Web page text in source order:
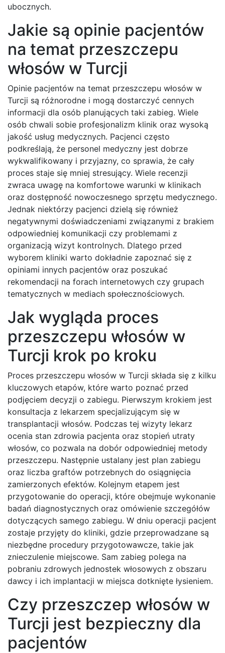
ubocznych.
Jakie są opinie pacjentów
na temat przeszczepu
włosów w Turcji
Opinie pacjentów na temat przeszczepu włosów w
Turcji są różnorodne i mogą dostarczyć cennych
informacji dla osób planujących taki zabieg. Wiele
osób chwali sobie profesjonalizm klinik oraz wysoką
jakość usług medycznych. Pacjenci często
podkreślają, że personel medyczny jest dobrze
wykwalifikowany i przyjazny, co sprawia, że cały
proces staje się mniej stresujący. Wiele recenzji
zwraca uwagę na komfortowe warunki w klinikach
oraz dostępność nowoczesnego sprzętu medycznego.
Jednak niektórzy pacjenci dzielą się również
negatywnymi doświadczeniami związanymi z brakiem
odpowiedniej komunikacji czy problemami z
organizacją wizyt kontrolnych. Dlatego przed
wyborem kliniki warto dokładnie zapoznać się z
opiniami innych pacjentów oraz poszukać
rekomendacji na forach internetowych czy grupach
tematycznych w mediach społecznościowych.
Jak wygląda proces
przeszczepu włosów w
Turcji krok po kroku
Proces przeszczepu włosów w Turcji składa się z kilku
kluczowych etapów, które warto poznać przed
podjęciem decyzji o zabiegu. Pierwszym krokiem jest
konsultacja z lekarzem specjalizującym się w
transplantacji włosów. Podczas tej wizyty lekarz
ocenia stan zdrowia pacjenta oraz stopień utraty
włosów, co pozwala na dobór odpowiedniej metody
przeszczepu. Następnie ustalany jest plan zabiegu
oraz liczba graftów potrzebnych do osiągnięcia
zamierzonych efektów. Kolejnym etapem jest
przygotowanie do operacji, które obejmuje wykonanie
badań diagnostycznych oraz omówienie szczegółów
dotyczących samego zabiegu. W dniu operacji pacjent
zostaje przyjęty do kliniki, gdzie przeprowadzane są
niezbędne procedury przygotowawcze, takie jak
znieczulenie miejscowe. Sam zabieg polega na
pobraniu zdrowych jednostek włosowych z obszaru
dawcy i ich implantacji w miejsca dotknięte łysieniem.
Czy przeszczep włosów w
Turcji jest bezpieczny dla
pacjentów